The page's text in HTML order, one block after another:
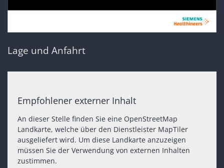
Lage und Anfahrt
Empfohlener externer Inhalt
An dieser Stelle finden Sie eine OpenStreetMap
Landkarte, welche über den Dienstleister MapTiler
ausgeliefert wird. Um diese Landkarte anzuzeigen
müssen Sie der Verwendung von externen Inhalten
zustimmen.